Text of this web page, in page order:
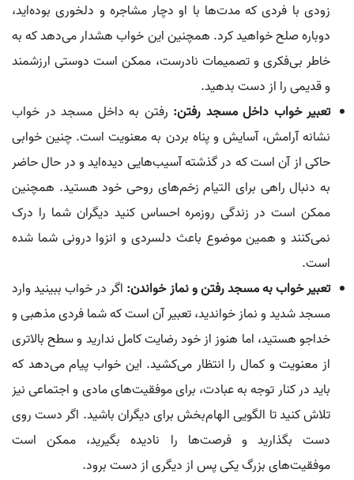
زودی با فردی که مدت‌ها با او دچار مشاجره و دلخوری بوده‌اید،
دوباره صلح خواهید کرد. همچنین این خواب هشدار می‌دهد که به
خاطر بی‌فکری و تصمیمات نادرست، ممکن است دوستی ارزشمند
و قدیمی را از دست بدهید.
تعبیر خواب داخل مسجد رفتن: رفتن به داخل مسجد در خواب
نشانه آرامش، آسایش و پناه بردن به معنویت است. چنین خوابی
حاکی از آن است که در گذشته آسیب‌هایی دیده‌اید و در حال حاضر
به دنبال راهی برای التیام زخم‌های روحی خود هستید. همچنین
ممکن است در زندگی روزمره احساس کنید دیگران شما را درک
نمی‌کنند و همین موضوع باعث دلسردی و انزوا درونی شما شده
است.
تعبیر خواب به مسجد رفتن و نماز خواندن: اگر در خواب ببینید وارد
مسجد شدید و نماز خواندید، تعبیر آن است که شما فردی مذهبی و
خداجو هستید، اما هنوز از خود رضایت کامل ندارید و سطح بالاتری
از معنویت و کمال را انتظار می‌کشید. این خواب پیام می‌دهد که
باید در کنار توجه به عبادت، برای موفقیت‌های مادی و اجتماعی نیز
تلاش کنید تا الگویی الهام‌بخش برای دیگران باشید. اگر دست روی
دست بگذارید و فرصت‌ها را نادیده بگیرید، ممکن است
موفقیت‌های بزرگ یکی پس از دیگری از دست برود.